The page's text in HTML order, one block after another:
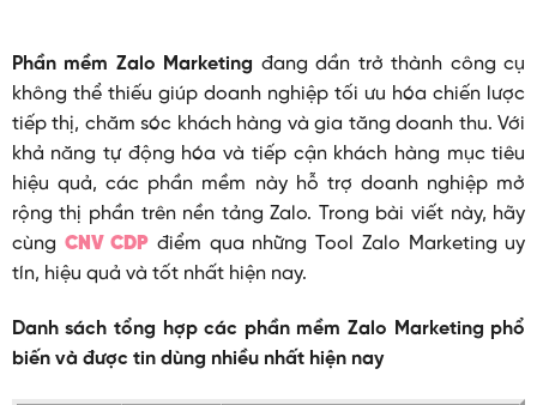
Phần mềm Zalo Marketing đang dần trở thành công cụ
không thể thiếu giúp doanh nghiệp tối ưu hóa chiến lược
tiếp thị, chăm sóc khách hàng và gia tăng doanh thu. Với
khả năng tự động hóa và tiếp cận khách hàng mục tiêu
hiệu quả, các phần mềm này hỗ trợ doanh nghiệp mở
rộng thị phần trên nền tảng Zalo. Trong bài viết này, hãy
cùng CNV CDP điểm qua những Tool Zalo Marketing uy
tín, hiệu quả và tốt nhất hiện nay.
Danh sách tổng hợp các phần mềm Zalo Marketing phổ
biến và được tin dùng nhiều nhất hiện nay